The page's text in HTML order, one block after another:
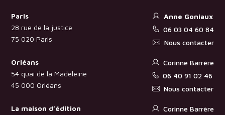
Paris
28 rue de la justice
75 020 Paris
Anne Goniaux
06 03 04 60 84
Nous contacter
Orléans
54 quai de la Madeleine
45 000 Orléans
Corinne Barrère
06 40 91 02 46
Nous contacter
La maison d’édition
Corinne Barrère